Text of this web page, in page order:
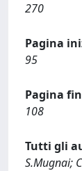
270
Pagina
95
Pagina
108
Tutti gli
S.Mugnai;